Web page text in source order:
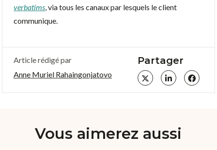
verbatims, via tous les canaux par lesquels le client
communique.
Article rédigé par
Anne Muriel Rahaingonjatovo
Partager
Vous aimerez aussi